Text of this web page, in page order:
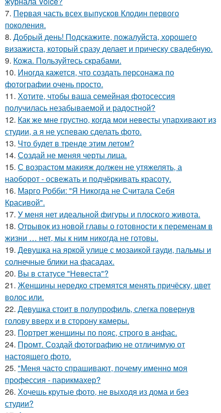
7. Первая часть всех выпусков Клодин первого
поколения.
8. Добрый день! Подскажите, пожалуйста, хорошего
визажиста, который сразу делает и прическу свадебную.
9. Кожа. Пользуйтесь скрабами.
10. Иногда кажется, что создать персонажа по
фотографии очень просто.
11. Хотите, чтобы ваша семейная фотосессия
получилась незабываемой и радостной?
12. Как же мне грустно, когда мои невесты упархивают из
студии, а я не успеваю сделать фото.
13. Что будет в тренде этим летом?
14. Создай не меняя черты лица.
15. С возрастом макияж должен не утяжелять, а
наоборот - освежать и подчёркивать красоту.
16. Марго Робби: "Я Никогда не Считала Себя
Красивой".
17. У меня нет идеальной фигуры и плоского живота.
18. Отрывок из новой главы о готовности к переменам в
жизни … нет, мы к ним никогда не готовы.
19. Девушка на яркой улице с мозаикой гауди, пальмы и
солнечные блики на фасадах.
20. Вы в статусе "Невеста"?
21. Женщины нередко стремятся менять причёску, цвет
волос или.
22. Девушка стоит в полупрофиль, слегка повернув
голову вверх и в сторону камеры.
23. Портрет женщины по пояс, строго в анфас.
24. Промт. Создай фотографию не отличимую от
настоящего фото.
25. "Меня часто спрашивают, почему именно моя
профессия - парикмахер?
26. Хочешь крутые фото, не выходя из дома и без
студии?